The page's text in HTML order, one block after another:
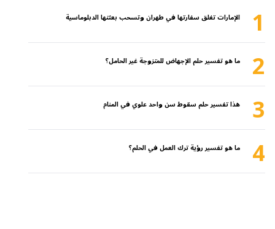
1 الإمارات تغلق سفارتها في طهران وتسحب بعثتها الدبلوماسية
2 ما هو تفسير حلم الإجهاض للمتزوجة غير الحامل؟
3 هذا تفسير حلم سقوط سن واحد علوي في المنام
4 ما هو تفسير رؤية ترك العمل في الحلم؟